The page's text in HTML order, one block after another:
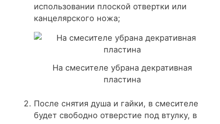
использовании плоской отвертки или
канцелярского ножа;
На смесителе убрана декративная
пластина
После снятия душа и гайки, в смесителе
будет свободно отверстие под втулку, в